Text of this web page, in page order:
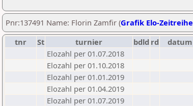
Pnr:137491 Name: Florin Zamfir (Grafik Elo-Zeitreihe
tnr
St turnier bdld rd datum
Elozahl per 01.07.2018
Elozahl per 01.10.2018
Elozahl per 01.01.2019
Elozahl per 01.04.2019
Elozahl per 01.07.2019